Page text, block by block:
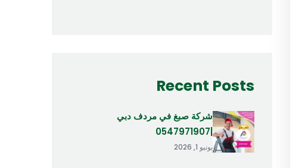
Recent Posts
شركة صبغ في مردف دبي
يونيو 1, 2026